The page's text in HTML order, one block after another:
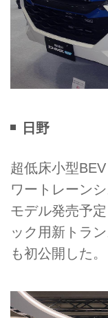
日野
超低床小型
ワートレーン
モデル発売予
ック用新トラ
も初公開した。